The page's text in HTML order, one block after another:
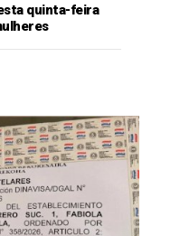
quinta-feira